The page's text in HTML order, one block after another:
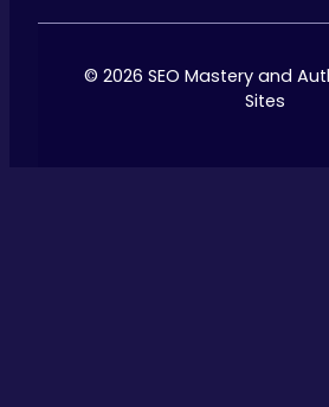
© 2026 SEO Mastery and
Sites